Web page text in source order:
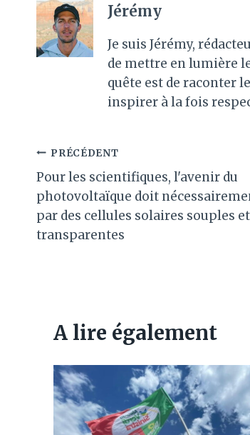
Jérémy
Je suis Jérémy,
de mettre en lumière
quête est de raconter
inspirer à la fois
Navigation
de
l’article
PRÉCÉDENT
Pour les scientifiques, l'avenir du
photovoltaïque doit
par des cellules solaires souples et
transparentes
A lire également